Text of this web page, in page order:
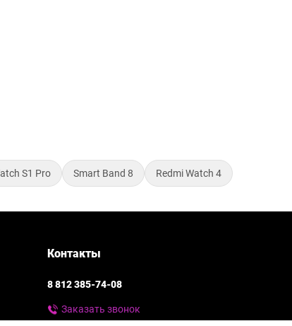
S1 Pro Smart Band 8 Redmi Watch 4
Контакты
8 812 385-74-08
Заказать звонок